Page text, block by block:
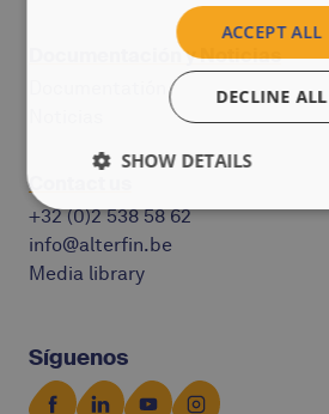
Documentación y Noticias
Contact us
+32 (0)2 538 58 62
info@alterfin.be
Media library
Síguenos
ACCEPT ALL
DECLINE ALL
SHOW DETAILS